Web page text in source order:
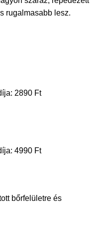
rugalmasabb lesz.
2890 Ft
4990 Ft
bőrfelületre és